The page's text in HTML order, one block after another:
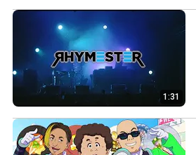
1:31